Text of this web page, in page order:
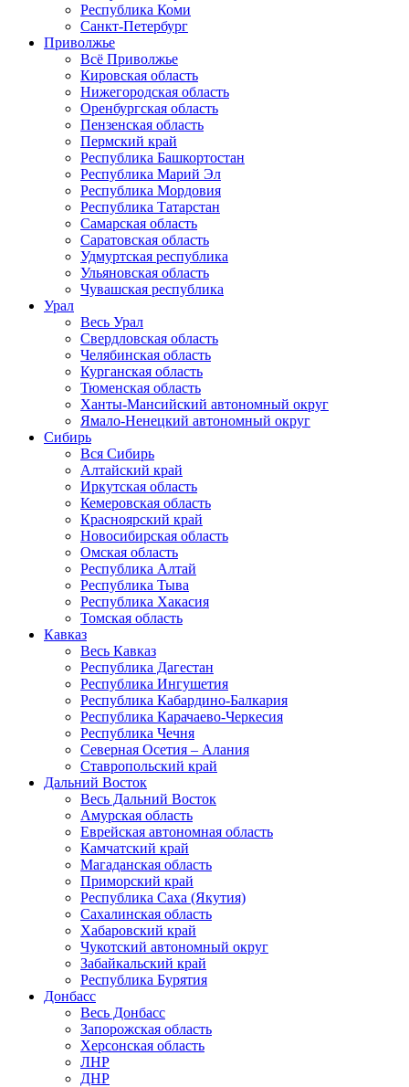
Республика Коми
Санкт-Петербург
Приволжье
Всё Приволжье
Кировская область
Нижегородская область
Оренбургская область
Пензенская область
Пермский край
Республика Башкортостан
Республика Марий Эл
Республика Мордовия
Республика Татарстан
Самарская область
Саратовская область
Удмуртская республика
Ульяновская область
Чувашская республика
Урал
Весь Урал
Свердловская область
Челябинская область
Курганская область
Тюменская область
Ханты-Мансийский автономный округ
Ямало-Ненецкий автономный округ
Сибирь
Вся Сибирь
Алтайский край
Иркутская область
Кемеровская область
Красноярский край
Новосибирская область
Омская область
Республика Алтай
Республика Тыва
Республика Хакасия
Томская область
Кавказ
Весь Кавказ
Республика Дагестан
Республика Ингушетия
Республика Кабардино-Балкария
Республика Карачаево-Черкесия
Республика Чечня
Северная Осетия – Алания
Ставропольский край
Дальний Восток
Весь Дальний Восток
Амурская область
Еврейская автономная область
Камчатский край
Магаданская область
Приморский край
Республика Саха (Якутия)
Сахалинская область
Хабаровский край
Чукотский автономный округ
Забайкальский край
Республика Бурятия
Донбасс
Весь Донбасс
Запорожская область
Херсонская область
ЛНР
ДНР